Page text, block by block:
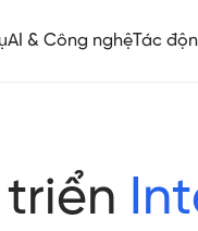
AI & Công nghệTác